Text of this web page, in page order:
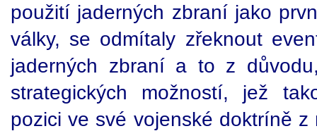
použití jaderných zbraní jako
války, se odmítaly zřeknout
jaderných zbraní a to z
strategických možností, jež
pozici ve své vojenské doktríně